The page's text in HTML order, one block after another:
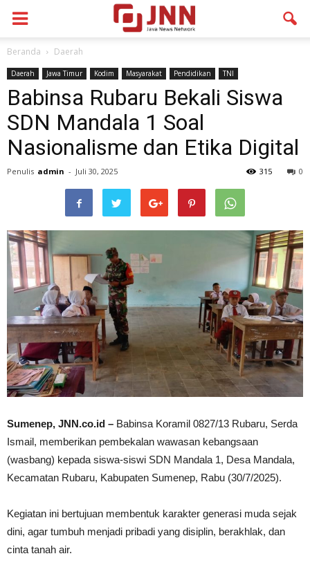
Beranda Daerah
Daerah Jawa Timur Kodim Masyarakat Pendidikan TNI
Babinsa Rubaru Bekali Siswa
SDN Mandala 1 Soal
Nasionalisme dan Etika Digital
Penulis admin - Juli 30, 2025 0
315
Sumenep, JNN.co.id – Babinsa Koramil 0827/13 Rubaru, Serda
Ismail, memberikan pembekalan wawasan kebangsaan
(wasbang) kepada siswa-siswi SDN Mandala 1, Desa Mandala,
Kecamatan Rubaru, Kabupaten Sumenep, Rabu (30/7/2025).
Kegiatan ini bertujuan membentuk karakter generasi muda sejak
dini, agar tumbuh menjadi pribadi yang disiplin, berakhlak, dan
cinta tanah air.